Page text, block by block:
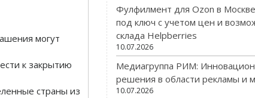
могут
к закрытию
страны из
Фулфилмент для Ozon в
под ключ с учетом цен и
склада Helpberries
10.07.2026
Медиагруппа РИМ:
решения в области рекламы и
10.07.2026